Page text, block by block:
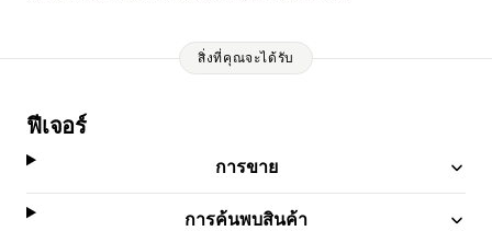
สิ่งที่คุณจะได้รับ
ฟีเจอร์
การขาย
การค้นพบสินค้า